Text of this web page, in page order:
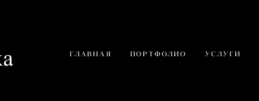
ГЛАВНАЯ ПОРТФОЛИО УСЛУГИ